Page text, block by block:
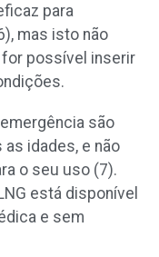
para
mas isto não
possível inserir
são
idades, e não
o seu uso (7).
está disponível
e sem